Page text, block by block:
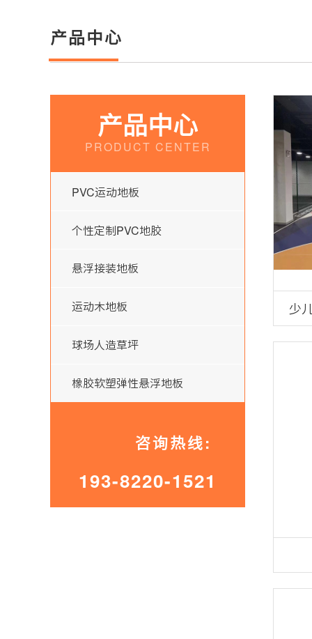
产品中心
产品中心
PRODUCT CENTER
PVC运动地板
个性定制PVC地胶
悬浮接装地板
运动木地板
球场人造草坪
橡胶软塑弹性悬浮地板
咨询热线:
193-8220-1521
少